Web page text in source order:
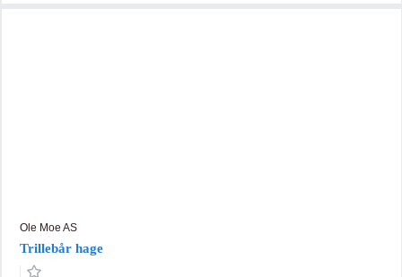
Ole Moe AS
Trillebår hage